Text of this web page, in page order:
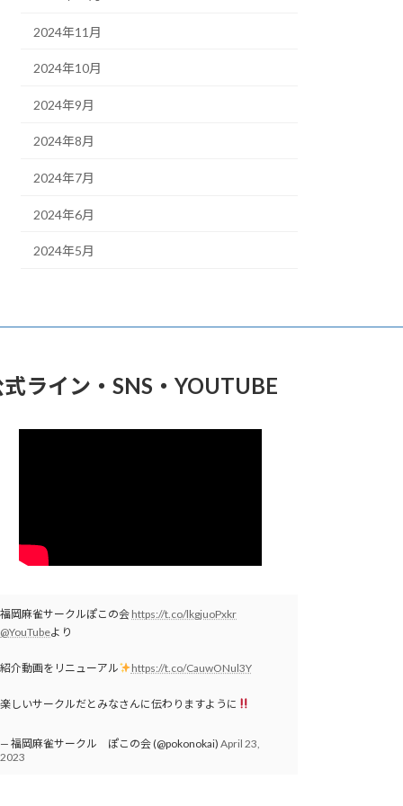
2024年11月
2024年10月
2024年9月
2024年8月
2024年7月
2024年6月
2024年5月
ライン・SNS・YOUTUBE
福岡麻雀サークルぽこの会 https://t.co/lkgjuoPxkr
@YouTubeより
紹介動画をリニューアル https://t.co/CauwONul3Y
楽しいサークルだとみなさんに伝わりますように
— 福岡麻雀サークル ぽこの会 (@pokonokai) April 23,
2023